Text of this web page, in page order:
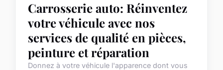
Carrosserie auto: Réinventez
votre véhicule avec nos
services de qualité en pièces,
peinture et réparation
Donnez à votre véhicule l'apparence dont vous